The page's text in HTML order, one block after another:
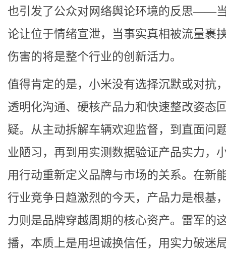
也引发了公众对网络舆论环境的反思——
论让位于情绪宣泄，当事实真相被流量裹
伤害的将是整个行业的创新活力。
值得肯定的是，小米没有选择沉默或对抗
透明化沟通、硬核产品力和快速整改姿态
疑。从主动拆解车辆欢迎监督，到直面问
业陋习，再到用实测数据验证产品实力，
用行动重新定义品牌与市场的关系。在新
行业竞争日趋激烈的今天，产品力是根基
力则是品牌穿越周期的核心资产。雷军的
播，本质上是用坦诚换信任，用实力破迷